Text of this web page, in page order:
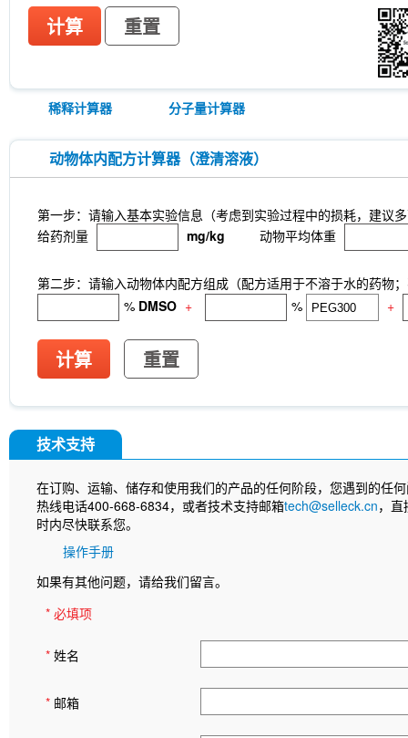
计算 重置
稀释计算器 分子量计算器
动物体内配方计算器（澄清溶液）
第一步：请输入基本实验信息（考虑到实验过程中的损耗，建议
给药剂量
mg/kg 动物平均体重
第二步：请输入动物体内配方组成（配方适用于不溶于水的药物
% DMSO + % +
计算 重置
技术支持
在订购、运输、储存和使用我们的产品的任何阶段，您遇到的任
热线电话400-668-6834，或者技术支持邮箱tech@selleck.cn，
时内尽快联系您。
操作手册
如果有其他问题，请给我们留言。
* 必填项
* 姓名
* 邮箱